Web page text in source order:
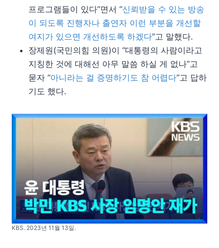
프로그램들이 있다”면서 “신뢰받을 수 있는 방송
이 되도록 진행자나 출연자 이런 부분을 개선할
여지가 있으면 개선하도록 하겠다”고 말했다.
장제원(국민의힘 의원)이 “대통령의 사람이라고
지칭한 것에 대해선 아무 말씀 하실 게 없나”고
묻자 “아니라는 걸 증명하기도 참 어렵다”고 답하
기도 했다.
KBS. 2023년 11월 13일.